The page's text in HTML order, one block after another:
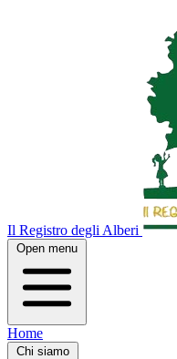
Il Registro degli Alberi
Open menu
Home
Chi siamo